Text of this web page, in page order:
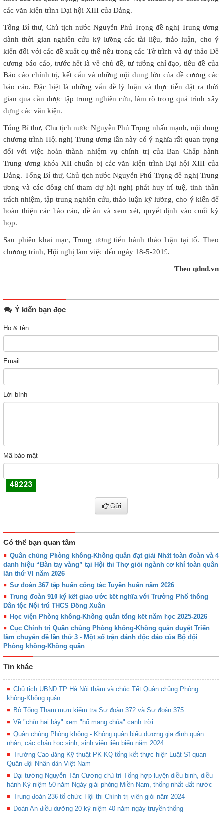
các văn kiện trình Đại hội XIII của Đảng.
Tổng Bí thư, Chủ tịch nước Nguyễn Phú Trọng đề nghị Trung ương
dành thời gian nghiên cứu kỹ lưỡng các tài liệu, thảo luận, cho ý
kiến đối với các đề xuất cụ thể nêu trong các Tờ trình và dự thảo Đề
cương báo cáo, trước hết là về chủ đề, tư tưởng chỉ đạo, tiêu đề của
Báo cáo chính trị, kết cấu và những nội dung lớn của đề cương các
báo cáo. Đặc biệt là những vấn đề lý luận và thực tiễn đặt ra thời
gian qua cần được tập trung nghiên cứu, làm rõ trong quá trình xây
dựng các văn kiện.
Tổng Bí thư, Chủ tịch nước Nguyễn Phú Trọng nhấn mạnh, nội dung
chương trình Hội nghị Trung ương lần này có ý nghĩa rất quan trọng
đối với việc hoàn thành nhiệm vụ chính trị của Ban Chấp hành
Trung ương khóa XII chuẩn bị các văn kiện trình Đại hội XIII của
Đảng. Tổng Bí thư, Chủ tịch nước Nguyễn Phú Trọng đề nghị Trung
ương và các đồng chí tham dự hội nghị phát huy trí tuệ, tinh thần
trách nhiệm, tập trung nghiên cứu, thảo luận kỹ lưỡng, cho ý kiến để
hoàn thiện các báo cáo, đề án và xem xét, quyết định vào cuối kỳ
họp.
Sau phiên khai mạc, Trung ương tiến hành thảo luận tại tổ. Theo
chương trình, Hội nghị làm việc đến ngày 18-5-2019.
Theo qdnd.vn
Ý kiến bạn đọc
Họ & tên
Email
Lời bình
Mã bảo mật
Gửi
Có thể bạn quan tâm
Quân chủng Phòng không-Không quân đạt giải Nhất toàn đoàn và 4
danh hiệu “Bàn tay vàng” tại Hội thi Thợ giỏi ngành cơ khí toàn quân
lần thứ VI năm 2026
Sư đoàn 367 tập huấn công tác Tuyên huấn năm 2026
Trung đoàn 910 ký kết giao ước kết nghĩa với Trường Phổ thông
Dân tộc Nội trú THCS Đồng Xuân
Học viện Phòng không-Không quân tổng kết năm học 2025-2026
Cục Chính trị Quân chủng Phòng không-Không quân duyệt Triển
lãm chuyên đề lần thứ 3 - Một số trận đánh độc đáo của Bộ đội
Phòng không-Không quân
Tin khác
Chủ tịch UBND TP Hà Nội thăm và chúc Tết Quân chủng Phòng
không-Không quân
Bộ Tổng Tham mưu kiểm tra Sư đoàn 372 và Sư đoàn 375
Về "chín hai bảy" xem "hổ mang chúa" canh trời
Quân chủng Phòng không - Không quân biểu dương gia đình quân
nhân; các cháu học sinh, sinh viên tiêu biểu năm 2024
Trường Cao đẳng Kỹ thuật PK-KQ tổng kết thực hiện Luật Sĩ quan
Quân đội Nhân dân Việt Nam
Đại tướng Nguyễn Tân Cương chủ trì Tổng hợp luyện diễu binh, diễu
hành Kỷ niệm 50 năm Ngày giải phóng Miền Nam, thống nhất đất nước
Trung đoàn 236 tổ chức Hội thi Chính trị viên giỏi năm 2024
Đoàn An điều dưỡng 20 kỷ niệm 40 năm ngày truyền thống